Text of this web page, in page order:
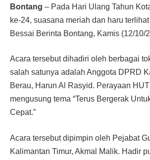
Bontang – Pada Hari Ulang Tahun
ke-24, suasana meriah dan haru
Bessai Berinta Bontang, Kamis (12/10/
Acara tersebut dihadiri oleh berbagai
salah satunya adalah Anggota DPRD
Berau, Harun Al Rasyid. Perayaan
mengusung tema “Terus Bergerak
Cepat.”
Acara tersebut dipimpin oleh Pejabat
Kalimantan Timur, Akmal Malik. Hadir